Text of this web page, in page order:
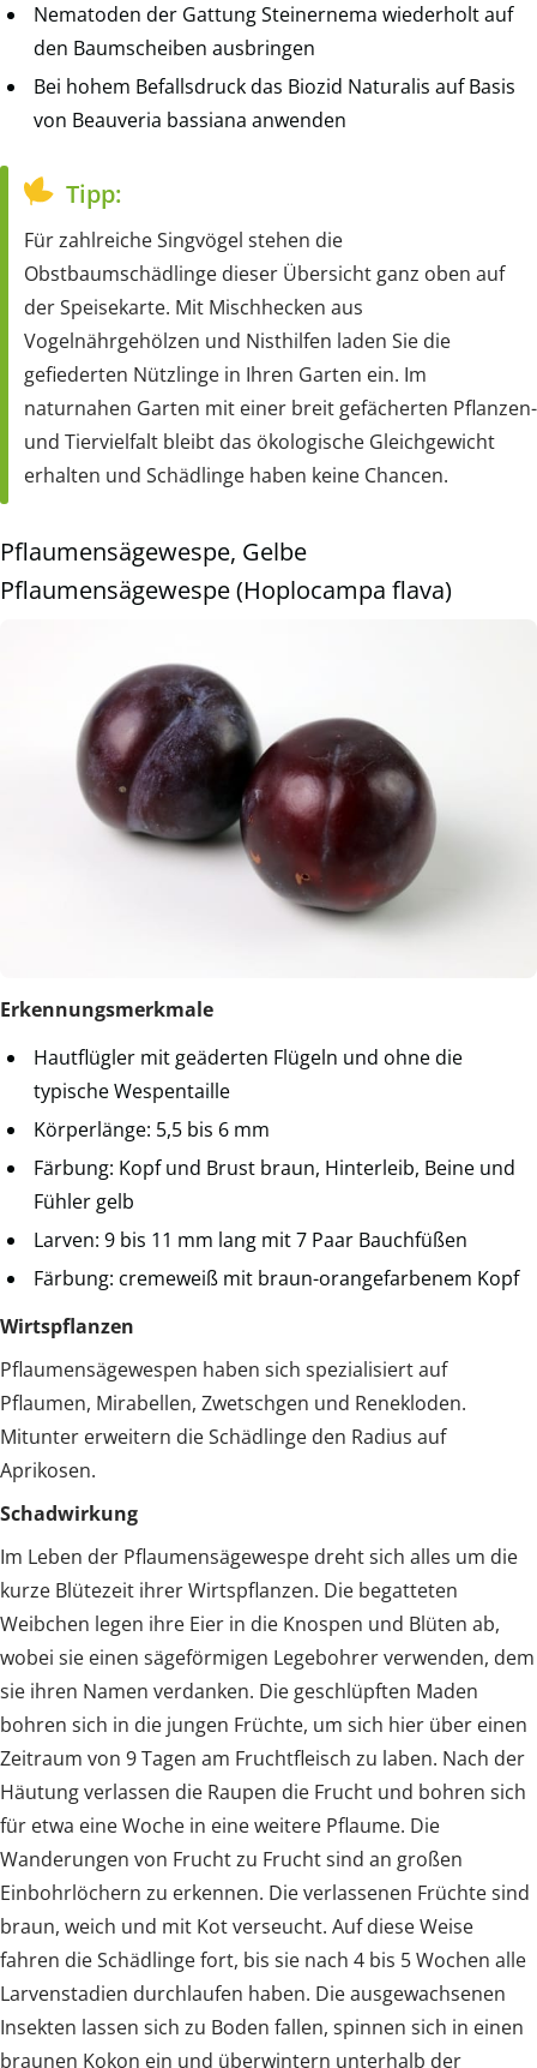
Nematoden der Gattung Steinernema wiederholt auf
den Baumscheiben ausbringen
Bei hohem Befallsdruck das Biozid Naturalis auf Basis
von Beauveria bassiana anwenden
Tipp:
Für zahlreiche Singvögel stehen die
Obstbaumschädlinge dieser Übersicht ganz oben auf
der Speisekarte. Mit Mischhecken aus
Vogelnährgehölzen und Nisthilfen laden Sie die
gefiederten Nützlinge in Ihren Garten ein. Im
naturnahen Garten mit einer breit gefächerten Pflanzen-
und Tiervielfalt bleibt das ökologische Gleichgewicht
erhalten und Schädlinge haben keine Chancen.
Pflaumensägewespe, Gelbe
Pflaumensägewespe (Hoplocampa flava)
Erkennungsmerkmale
Hautflügler mit geäderten Flügeln und ohne die
typische Wespentaille
Körperlänge: 5,5 bis 6 mm
Färbung: Kopf und Brust braun, Hinterleib, Beine und
Fühler gelb
Larven: 9 bis 11 mm lang mit 7 Paar Bauchfüßen
Färbung: cremeweiß mit braun-orangefarbenem Kopf
Wirtspflanzen
Pflaumensägewespen haben sich spezialisiert auf
Pflaumen, Mirabellen, Zwetschgen und Renekloden.
Mitunter erweitern die Schädlinge den Radius auf
Aprikosen.
Schadwirkung
Im Leben der Pflaumensägewespe dreht sich alles um die
kurze Blütezeit ihrer Wirtspflanzen. Die begatteten
Weibchen legen ihre Eier in die Knospen und Blüten ab,
wobei sie einen sägeförmigen Legebohrer verwenden, dem
sie ihren Namen verdanken. Die geschlüpften Maden
bohren sich in die jungen Früchte, um sich hier über einen
Zeitraum von 9 Tagen am Fruchtfleisch zu laben. Nach der
Häutung verlassen die Raupen die Frucht und bohren sich
für etwa eine Woche in eine weitere Pflaume. Die
Wanderungen von Frucht zu Frucht sind an großen
Einbohrlöchern zu erkennen. Die verlassenen Früchte sind
braun, weich und mit Kot verseucht. Auf diese Weise
fahren die Schädlinge fort, bis sie nach 4 bis 5 Wochen alle
Larvenstadien durchlaufen haben. Die ausgewachsenen
Insekten lassen sich zu Boden fallen, spinnen sich in einen
braunen Kokon ein und überwintern unterhalb der